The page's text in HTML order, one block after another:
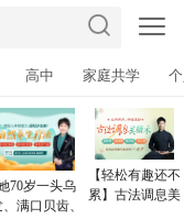
高中 家庭共学
70岁一头乌
满口贝齿、
【轻松有趣还不
累】古法调息美